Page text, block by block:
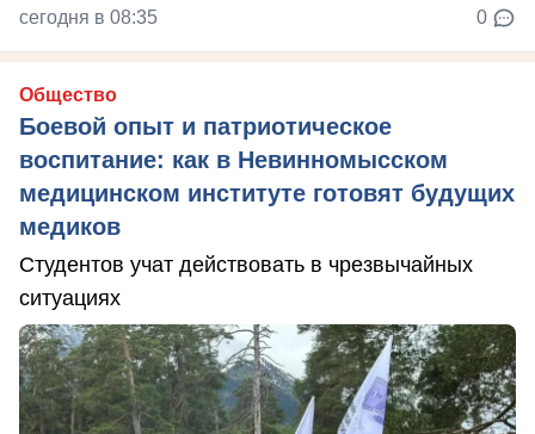
сегодня в 08:35 0
Общество
Боевой опыт и патриотическое
воспитание: как в Невинномысском
медицинском институте готовят будущих
медиков
Студентов учат действовать в чрезвычайных
ситуациях